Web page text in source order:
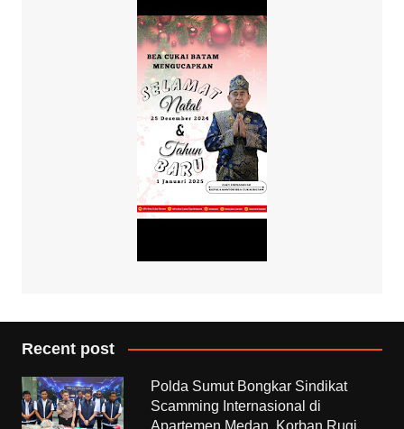
Recent post
Polda Sumut Bongkar Sindikat
Scamming Internasional di
Apartemen Medan, Korban Rugi